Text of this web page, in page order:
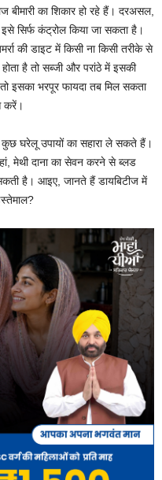
बीमारी का शिकार हो रहे हैं। दरअसल,
सिर्फ कंट्रोल किया जा सकता है।
की डाइट में किसी ना किसी तरीके से
है तो सब्जी और परांठे में इसकी
तो इसका भरपूर फायदा तब मिल सकता
करें।
घरेलू उपायों का सहारा ले सकते हैं।
हां, मेथी दाना का सेवन करने से ब्लड
है। आइए, जानते हैं डायबिटीज में